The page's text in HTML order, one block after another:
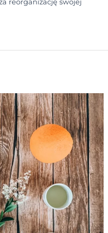
reorganizację swojej